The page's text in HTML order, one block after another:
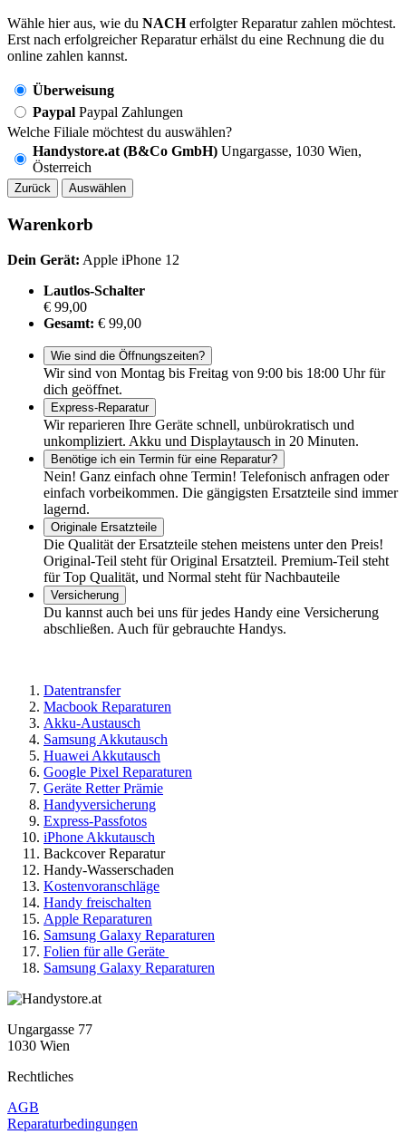
Wähle hier aus, wie du NACHerfolgter Reparatur zahlen möchtest.
Erst nach erfolgreicher Reparatur erhälst du eine Rechnung die du
online zahlen kannst.
Überweisung
Paypal Paypal Zahlungen
Welche Filiale möchtest du auswählen?
Handystore.at (B&Co GmbH) Ungargasse, 1030 Wien,
Österreich
Zurück Auswählen
Warenkorb
Dein Gerät: Apple iPhone 12
Lautlos-Schalter
€ 99,00
Gesamt: € 99,00
Wie sind die Öffnungszeiten?
Wir sind von Montag bis Freitag von 9:00 bis 18:00 Uhr für
dich geöffnet.
Express-Reparatur
Wir reparieren Ihre Geräte schnell, unbürokratisch und
unkompliziert. Akku und Displaytausch in 20 Minuten.
Benötige ich ein Termin für eine Reparatur?
Nein! Ganz einfach ohne Termin! Telefonisch anfragen oder
einfach vorbeikommen. Die gängigsten Ersatzteile sind immer
lagernd.
Originale Ersatzteile
Die Qualität der Ersatzteile stehen meistens unter den Preis!
Original-Teil steht für Original Ersatzteil. Premium-Teil steht
für Top Qualität, und Normal steht für Nachbauteile
Versicherung
Du kannst auch bei uns für jedes Handy eine Versicherung
abschließen. Auch für gebrauchte Handys.
Datentransfer
Macbook Reparaturen
Akku-Austausch
Samsung Akkutausch
Huawei Akkutausch
Google Pixel Reparaturen
Geräte Retter Prämie
Handyversicherung
Express-Passfotos
iPhone Akkutausch
Backcover Reparatur
Handy-Wasserschaden
Kostenvoranschläge
Handy freischalten
Apple Reparaturen
Samsung Galaxy Reparaturen
Folien für alle Geräte
Samsung Galaxy Reparaturen
Ungargasse 77
1030 Wien
Rechtliches
AGB
Reparaturbedingungen